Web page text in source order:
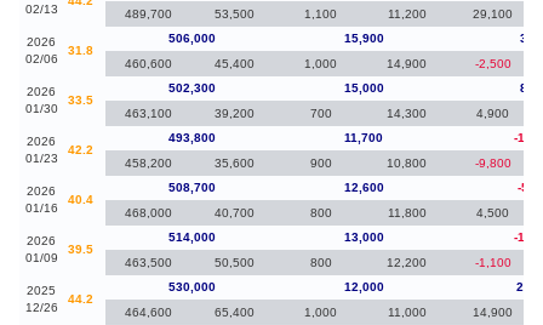
02/13
489,700
53,500 1,100 11,200 29,100
2026
02/06
31.8
506,000 15,900
460,600
45,400 1,000 14,900 -2,500
2026
01/30
33.5
502,300 15,000
463,100
39,200 700 14,300 4,900
2026
01/23
42.2
493,800 11,700
-
458,200
35,600 900 10,800 -9,800
2026
01/16
40.4
508,700 12,600
-
468,000
40,700 800 11,800 4,500
2026
01/09
39.5
514,000 13,000
-
463,500
50,500 800 12,200 -1,100
2025
12/26
44.2
530,000 12,000
464,600
65,400 1,000 11,000 14,900